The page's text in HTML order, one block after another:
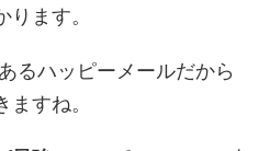
ます。
るハッピーメールだから
すね。